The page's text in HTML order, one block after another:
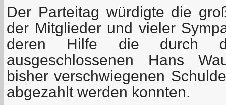
Der Parteitag würdigte die
der Mitglieder und vieler
deren Hilfe die durch
ausgeschlossenen Hans
bisher verschwiegenen
abgezahlt werden konnten.